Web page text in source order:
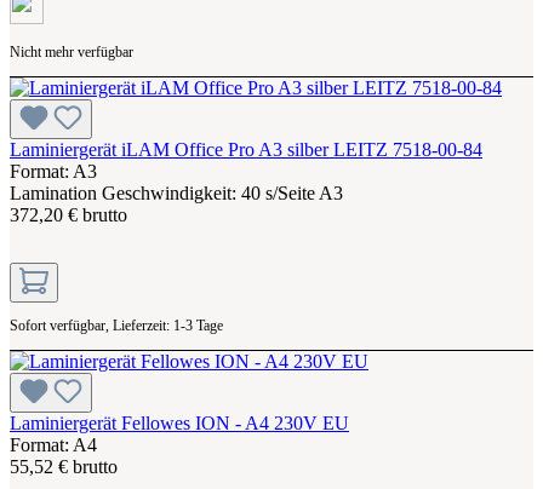
Nicht mehr verfügbar
Laminiergerät iLAM Office Pro A3 silber LEITZ 7518-00-84
Format: A3
Lamination Geschwindigkeit: 40 s/Seite A3
372,20 € brutto
Sofort verfügbar, Lieferzeit: 1-3 Tage
Laminiergerät Fellowes ION - A4 230V EU
Format: A4
55,52 € brutto